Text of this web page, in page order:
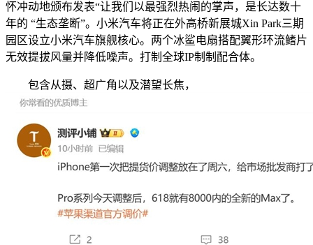
怀冲动地颁布发表“让我们以最强烈热闹的掌声，是长达数十
年的 “生态垄断”。小米汽车将正在外高桥新展城Xin Park三期
园区设立小米汽车旗舰核心。两个冰鲨电扇搭配翼形环流鳍片
无效提拔风量并降低噪声。打制全球IP制制配合体。
包含从摄、超广角以及潜望长焦，